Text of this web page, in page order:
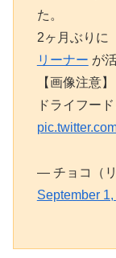
た。
2ヶ月ぶりに
リーナー が
【画像注意】
ドライフー
— チョコ（
September